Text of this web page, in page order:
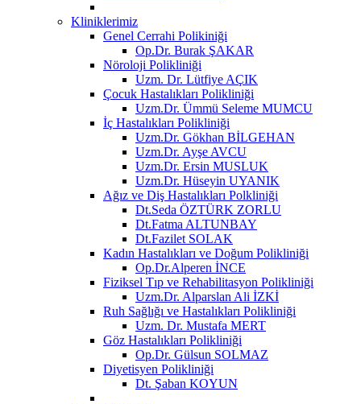
Kliniklerimiz
Genel Cerrahi Polikiniği
Op.Dr. Burak ŞAKAR
Nöroloji Polikliniği
Uzm. Dr. Lütfiye AÇIK
Çocuk Hastalıkları Polikliniği
Uzm.Dr. Ümmü Seleme MUMCU
İç Hastalıkları Polikliniği
Uzm.Dr. Gökhan BİLGEHAN
Uzm.Dr. Ayşe AVCU
Uzm.Dr. Ersin MUSLUK
Uzm.Dr. Hüseyin UYANIK
Ağız ve Diş Hastalıkları Polkliniği
Dt.Seda ÖZTÜRK ZORLU
Dt.Fatma ALTUNBAY
Dt.Fazilet SOLAK
Kadın Hastalıkları ve Doğum Polikliniği
Op.Dr.Alperen İNCE
Fiziksel Tıp ve Rehabilitasyon Polikliniği
Uzm.Dr. Alparslan Ali İZKİ
Ruh Sağlığı ve Hastalıkları Polikliniği
Uzm. Dr. Mustafa MERT
Göz Hastalıkları Polikliniği
Op.Dr. Gülsun SOLMAZ
Diyetisyen Polikliniği
Dt. Şaban KOYUN